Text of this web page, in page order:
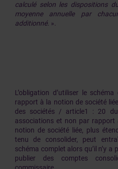
calculé selon les dispositions
moyenne annuelle par
additionné. ».
L’obligation d’utiliser le
rapport à la notion de société
des sociétés / article1 : 20
associations et non par
notion de société liée, plus
tenu de consolider, peut
schéma complet alors qu’il n’y a
publier des comptes